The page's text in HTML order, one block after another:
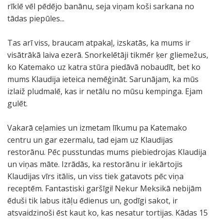
rīklē vēl pēdējo banānu, seja viņam koši sarkana no
tādas piepūles...
Tas arī viss, braucam atpakaļ, izskatās, ka mums ir
visātrākā laiva ezerā. Snorkelētāji tikmēr ķer gliemežus,
ko Katemako uz katra stūra piedāvā nobaudīt, bet ko
mums Klaudija ieteica nemēģināt. Sarunājam, ka mūs
izlaiž pludmalē, kas ir netālu no mūsu kempinga. Ejam
gulēt.
Vakarā ceļamies un izmetam līkumu pa Katemako
centru un gar ezermalu, tad ejam uz Klaudijas
restorānu. Pēc pusstundas mums piebiedrojas Klaudija
un viņas māte. Izrādās, ka restorānu ir iekārtojis
Klaudijas vīrs itālis, un viss tiek gatavots pēc viņa
receptēm. Fantastiski garšīgi! Nekur Meksikā nebijām
ēduši tik labus itāļu ēdienus un, godīgi sakot, ir
atsvaidzinoši ēst kaut ko, kas nesatur tortijas. Kādas 15